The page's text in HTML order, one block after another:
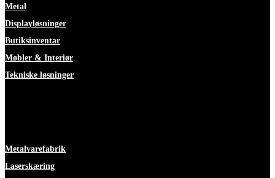
Metal
Displayløsninger
Butiksinventar
Møbler & Interiør
Tekniske løsninger
Metalvarefabrik
Laserskæring